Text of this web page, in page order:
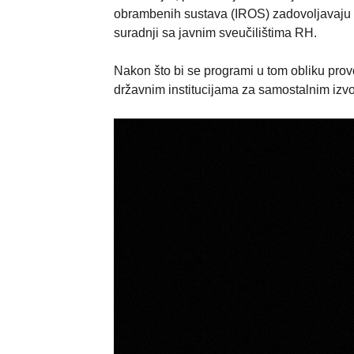
obrambenih sustava (IROS)
suradnji sa javnim sveučilištima RH.
Nakon što bi se programi u tom obliku
državnim institucijama za samostalnim